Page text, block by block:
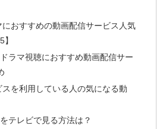
におすすめの動画配信サービス人気
ラマ視聴におすすめ動画配信サー
スを利用している人の気になる動
テレビで見る方法は？